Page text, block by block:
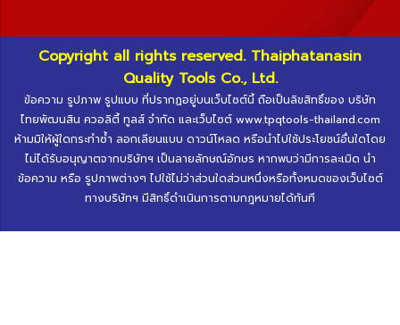
Copyright all rights reserved. Thaiphatanasin
Quality Tools Co., Ltd.
ข้อความ รูปภาพ รูปแบบ ที่ปรากฏอยู่บนเว็บไซต์นี้ ถือเป็นลิขสิทธิ์ของ บริษัท
ไทยพัฒนสิน ควอลิตี้ ทูลส์ จำกัด และเว็บไซต์ www.tpqtools-thailand.com
ห้ามมิให้ผู้ใดกระทำซ้ำ ลอกเลียนแบบ ดาวน์โหลด หรือนำไปใช้ประโยชน์อื่นใดโดย
ไม่ได้รับอนุญาตจากบริษัทฯ เป็นลายลักษณ์อักษร หากพบว่ามีการละเมิด นำ
ข้อความ หรือ รูปภาพต่างๆ ไปใช้ไม่ว่าส่วนใดส่วนหนึ่งหรือทั้งหมดของเว็บไซต์
ทางบริษัทฯ มีสิทธิ์ดำเนินการตามกฎหมายได้ทันที